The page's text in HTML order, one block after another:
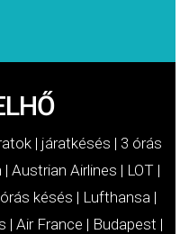
| járatkésés | 3 órás
| Austrian Airlines | LOT|
késés | Lufthansa |
| Air France | Budapest |